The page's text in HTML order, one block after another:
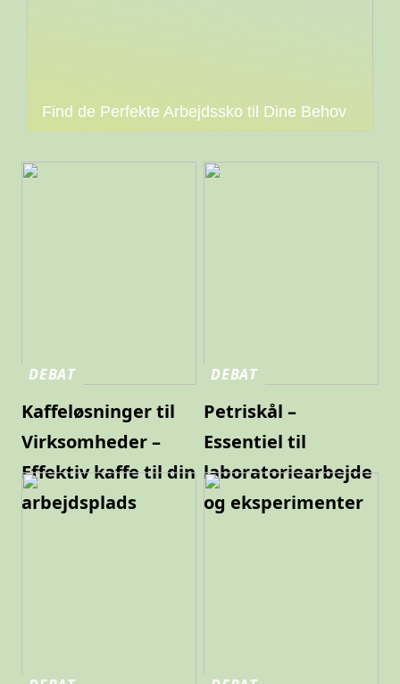
Find de Perfekte Arbejdssko til Dine Behov
DEBAT
Kaffeløsninger til
Virksomheder –
Effektiv kaffe til din
arbejdsplads
DEBAT
Petriskål –
Essentiel til
laboratoriearbejde
og eksperimenter